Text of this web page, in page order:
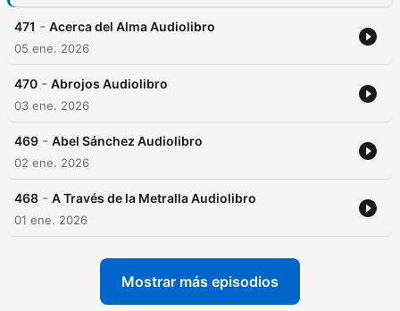
471 - Acerca del Alma Audiolibro
05 ene. 2026
470 - Abrojos Audiolibro
03 ene. 2026
469 - Abel Sánchez Audiolibro
02 ene. 2026
468 - A Través de la Metralla Audiolibro
01 ene. 2026
Mostrar más episodios